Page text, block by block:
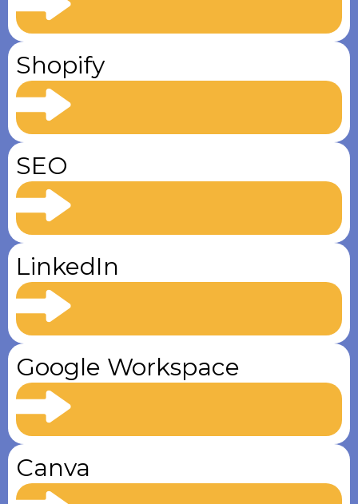
Shopify
SEO
LinkedIn
Google Workspace
Canva